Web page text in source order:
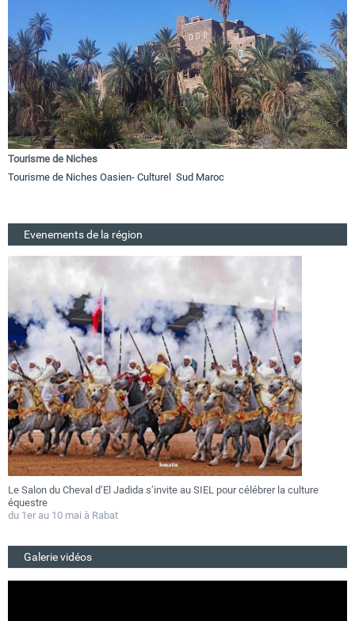
Tourisme de Niches
Tourisme de Niches Oasien- Culturel Sud Maroc
Evenements de la région
Le Salon du Cheval d’El Jadida s’invite au SIEL pour célébrer la culture
équestre
du 1er au 10 mai à Rabat
Galerie vidéos